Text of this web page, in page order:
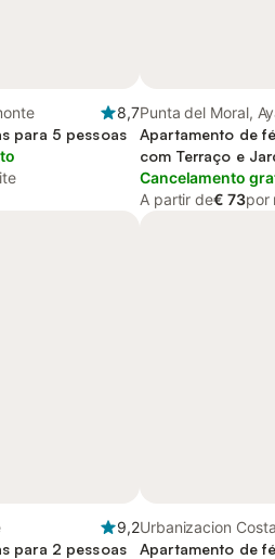
8,7
para 5 pessoas
Punta del Moral,
Apartamento de
com Terraço e
Cancelamento
A partir de€ 73por
9,2
para 2 pessoas
Urbanizacion
Ayamonte
Apartamento de